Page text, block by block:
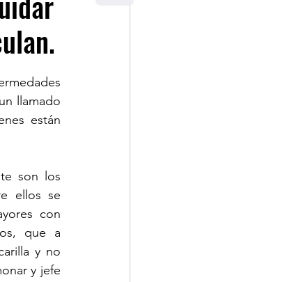
llamado
están
son los
ellos se
con
que a
y no
y jefe